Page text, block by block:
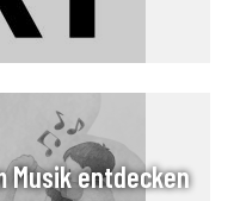
Musik entdecken